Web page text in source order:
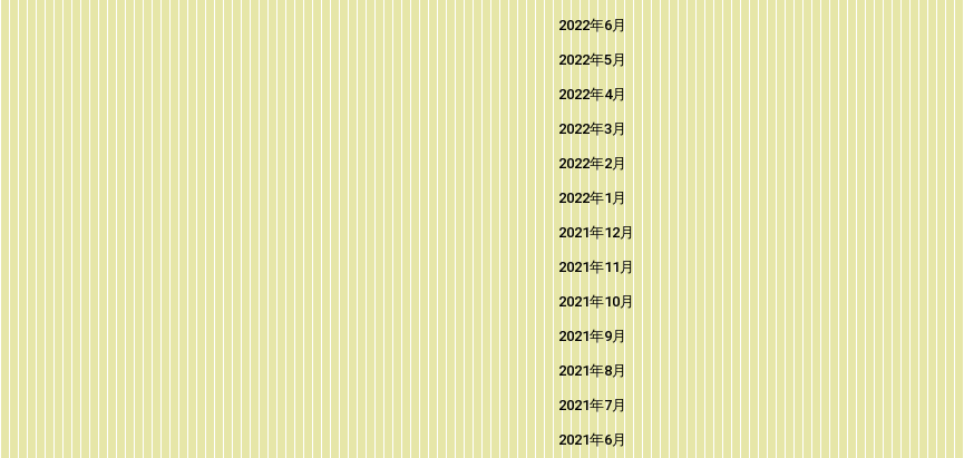
2022年6月
2022年5月
2022年4月
2022年3月
2022年2月
2022年1月
2021年12月
2021年11月
2021年10月
2021年9月
2021年8月
2021年7月
2021年6月